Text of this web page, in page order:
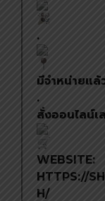
.
มีจำหน่ายแล้
.
สั่งออนไลน์เ
WEBSITE:
HTTPS://
H/